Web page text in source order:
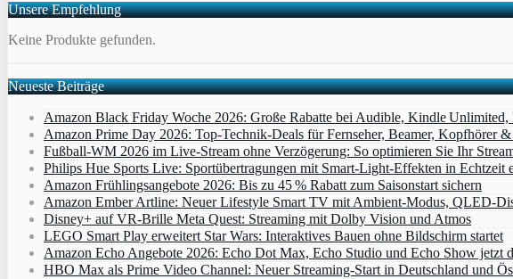
Unsere Empfehlung
Keine Produkte gefunden.
Neueste Beiträge
Amazon Black Friday Woche 2026: Große Rabatte bei Audible, Kindle Unlimited,
Amazon Prime Day 2026: Top-Technik-Deals für Fernseher, Beamer, Kopfhörer
Fußball-WM 2026 im Live-Stream ohne Verzögerung: So optimieren Sie Ihr
Philips Hue Sports Live: Sportübertragungen mit Smart‑Light‑Effekten in Echtzeit
Amazon Frühlingsangebote 2026: Bis zu 45 % Rabatt zum Saisonstart sichern
Amazon Ember Artline: Neuer Lifestyle Smart TV mit Ambient‑Modus,
Disney+ auf VR-Brille Meta Quest: Streaming mit Dolby Vision und Atmos
LEGO Smart Play erweitert Star Wars: Interaktives Bauen ohne Bildschirm startet
Amazon Echo Angebote 2026: Echo Dot Max, Echo Studio und Echo Show jetzt
HBO Max als Prime Video Channel: Neuer Streaming‑Start in Deutschland und